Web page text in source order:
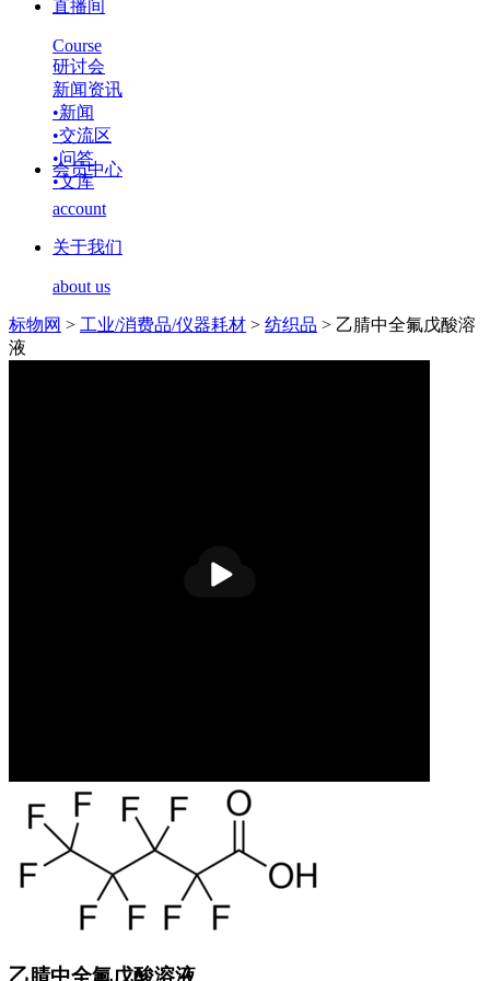
直播间
Course
研讨会
新闻资讯
•新闻
•交流区
•问答
•文库
会员中心
account
关于我们
about us
标物网 > 工业/消费品/仪器耗材 > 纺织品 > 乙腈中全氟戊酸溶
液
放
乙腈中全氟戊酸溶液